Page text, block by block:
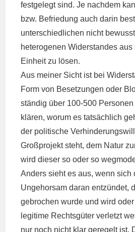
festgelegt sind. Je nachdem
bzw. Befriedung auch darin
unterschiedlichen nicht
heterogenen Widerstandes
Einheit zu lösen.
Aus meiner Sicht ist bei
Form von Besetzungen oder
ständig über 100-500
klären, worum es tatsächlich
der politische
Großprojekt steht, dem Natur
wird dieser so oder so
Anders sieht es aus, wenn sich
Ungehorsam daran entzündet,
gebrochen wurde und wird
legitime Rechtsgüter verletzt
nur noch nicht klar geregelt ist.